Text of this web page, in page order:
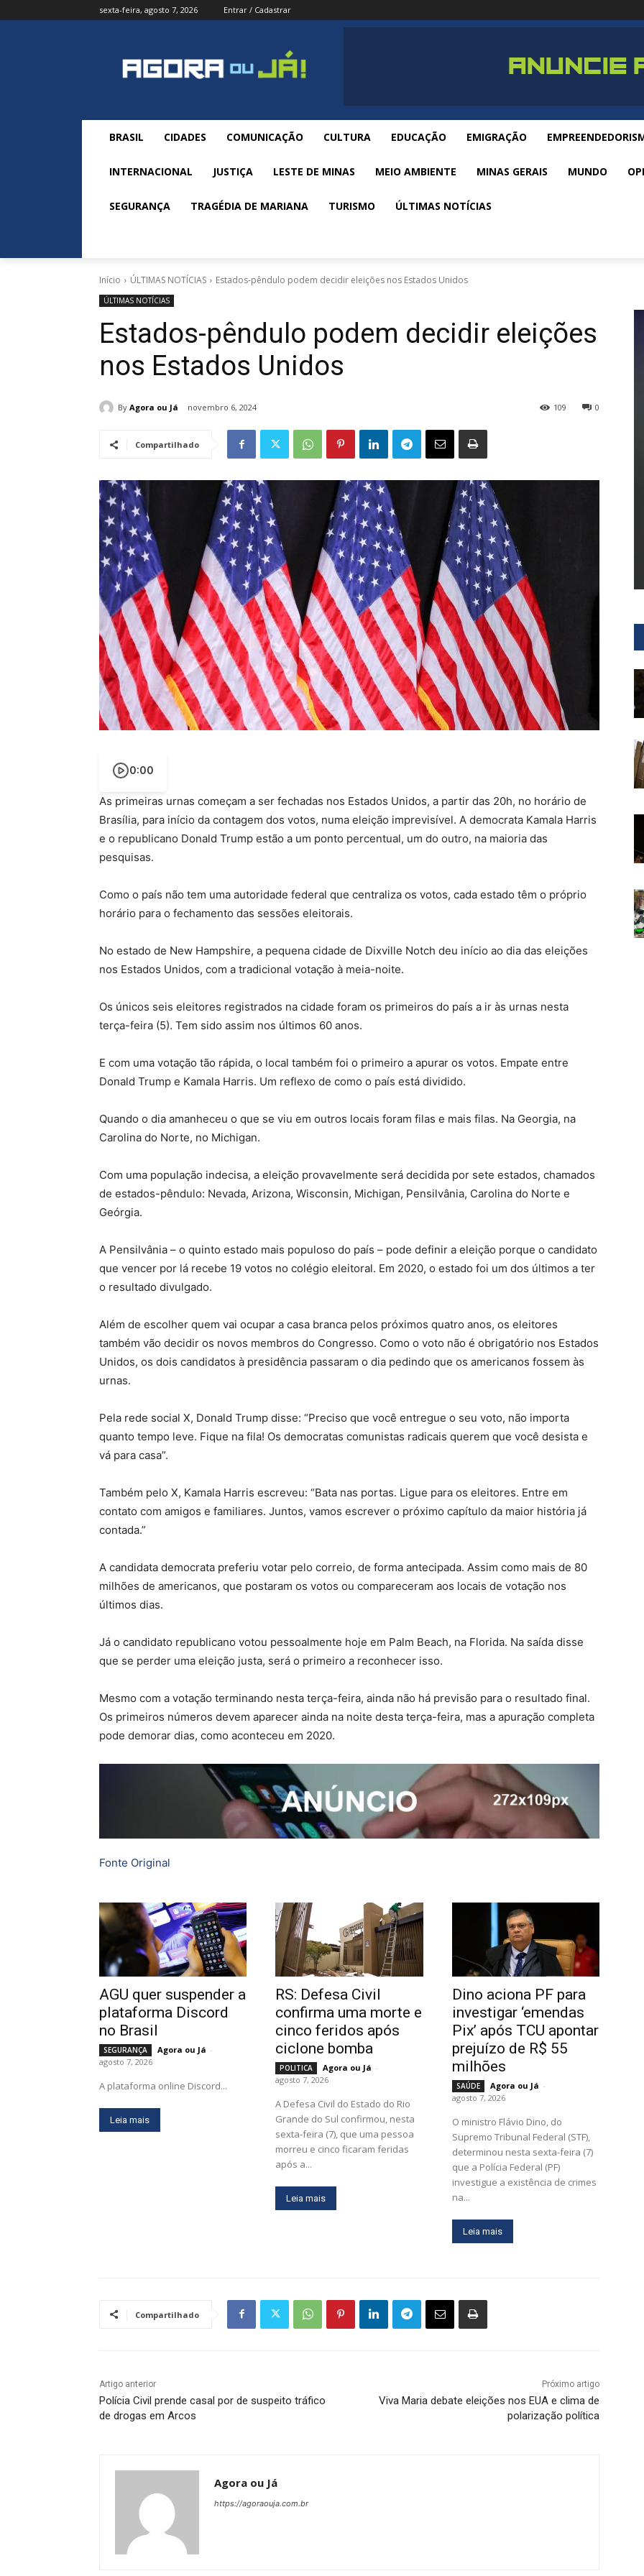
sexta-feira, agosto 7, 2026 Entrar / Cadastrar
BRASIL CIDADES COMUNICAÇÃO CULTURA EDUCAÇÃO EMIGRAÇÃO
INTERNACIONAL JUSTIÇA LESTE DE MINAS MEIO AMBIENTE MINAS GERAIS MUNDO
SEGURANÇA TRAGÉDIA DE MARIANA TURISMO ÚLTIMAS NOTÍCIAS
Início ÚLTIMAS NOTÍCIAS Estados-pêndulo podem decidir eleições nos Estados Unidos
ÚLTIMAS NOTÍCIAS
Estados-pêndulo podem decidir eleições
nos Estados Unidos
By Agora ou Já novembro 6, 2024 0
109
Compartilhado
0:00
As primeiras urnas começam a ser fechadas nos Estados Unidos, a partir das 20h, no horário de
Brasília, para início da contagem dos votos, numa eleição imprevisível. A democrata Kamala Harris
e o republicano Donald Trump estão a um ponto percentual, um do outro, na maioria das
pesquisas.
Como o país não tem uma autoridade federal que centraliza os votos, cada estado têm o próprio
horário para o fechamento das sessões eleitorais.
No estado de New Hampshire, a pequena cidade de Dixville Notch deu início ao dia das eleições
nos Estados Unidos, com a tradicional votação à meia-noite.
Os únicos seis eleitores registrados na cidade foram os primeiros do país a ir às urnas nesta
terça-feira (5). Tem sido assim nos últimos 60 anos.
E com uma votação tão rápida, o local também foi o primeiro a apurar os votos. Empate entre
Donald Trump e Kamala Harris. Um reflexo de como o país está dividido.
Quando o dia amanheceu o que se viu em outros locais foram filas e mais filas. Na Georgia, na
Carolina do Norte, no Michigan.
Com uma população indecisa, a eleição provavelmente será decidida por sete estados, chamados
de estados-pêndulo: Nevada, Arizona, Wisconsin, Michigan, Pensilvânia, Carolina do Norte e
Geórgia.
A Pensilvânia – o quinto estado mais populoso do país – pode definir a eleição porque o candidato
que vencer por lá recebe 19 votos no colégio eleitoral. Em 2020, o estado foi um dos últimos a ter
o resultado divulgado.
Além de escolher quem vai ocupar a casa branca pelos próximos quatro anos, os eleitores
também vão decidir os novos membros do Congresso. Como o voto não é obrigatório nos Estados
Unidos, os dois candidatos à presidência passaram o dia pedindo que os americanos fossem às
urnas.
Pela rede social X, Donald Trump disse: “Preciso que você entregue o seu voto, não importa
quanto tempo leve. Fique na fila! Os democratas comunistas radicais querem que você desista e
vá para casa”.
Também pelo X, Kamala Harris escreveu: “Bata nas portas. Ligue para os eleitores. Entre em
contato com amigos e familiares. Juntos, vamos escrever o próximo capítulo da maior história já
contada.”
A candidata democrata preferiu votar pelo correio, de forma antecipada. Assim como mais de 80
milhões de americanos, que postaram os votos ou compareceram aos locais de votação nos
últimos dias.
Já o candidato republicano votou pessoalmente hoje em Palm Beach, na Florida. Na saída disse
que se perder uma eleição justa, será o primeiro a reconhecer isso.
Mesmo com a votação terminando nesta terça-feira, ainda não há previsão para o resultado final.
Os primeiros números devem aparecer ainda na noite desta terça-feira, mas a apuração completa
pode demorar dias, como aconteceu em 2020.
Fonte Original
AGU quer suspender a
plataforma Discord
no Brasil
SEGURANÇA Agora ou Já -
agosto 7, 2026
A plataforma online Discord...
Leia mais
RS: Defesa Civil
confirma uma morte e
cinco feridos após
ciclone bomba
POLITICA Agora ou Já -
agosto 7, 2026
A Defesa Civil do Estado do Rio
Grande do Sul confirmou, nesta
sexta-feira (7), que uma pessoa
morreu e cinco ficaram feridas
após a...
Leia mais
Dino aciona PF para
investigar ‘emendas
Pix’ após TCU apontar
prejuízo de R$ 55
milhões
SAÚDE Agora ou Já -
agosto 7, 2026
O ministro Flávio Dino, do
Supremo Tribunal Federal (STF),
determinou nesta sexta-feira (7)
que a Polícia Federal (PF)
investigue a existência de crimes
na...
Leia mais
Compartilhado
Artigo anterior
Polícia Civil prende casal por de suspeito tráfico
de drogas em Arcos
Próximo artigo
Viva Maria debate eleições nos EUA e clima de
polarização política
Agora ou Já
https://agoraouja.com.br